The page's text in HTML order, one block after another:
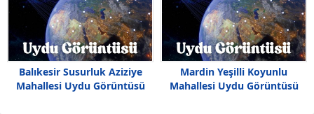
Balıkesir Susurluk Aziziye
Mahallesi Uydu Görüntüsü
Mardin Yeşilli Koyunlu
Mahallesi Uydu Görüntüsü